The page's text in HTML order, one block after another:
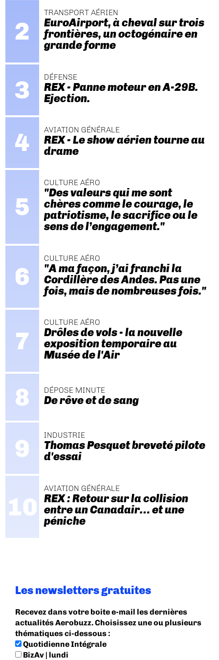
TRANSPORT AÉRIEN
EuroAirport, à cheval sur trois
frontières, un octogénaire en
grande forme
DÉFENSE
REX - Panne moteur en A-29B.
Ejection.
AVIATION GÉNÉRALE
REX - Le show aérien tourne au
drame
CULTURE AÉRO
"Des valeurs qui me sont
chères comme le courage, le
patriotisme, le sacrifice ou le
sens de l’engagement."
CULTURE AÉRO
"A ma façon, j’ai franchi la
Cordillère des Andes. Pas une
fois, mais de nombreuses fois."
CULTURE AÉRO
Drôles de vols - la nouvelle
exposition temporaire au
Musée de l'Air
DÉPOSE MINUTE
De rêve et de sang
INDUSTRIE
Thomas Pesquet breveté pilote
d'essai
AVIATION GÉNÉRALE
REX : Retour sur la collision
entre un Canadair… et une
péniche
Les newsletters gratuites
Recevez dans votre boite e-mail les dernières
actualités Aerobuzz. Choisissez une ou plusieurs
thématiques ci-dessous :
Quotidienne Intégrale
BizAv | lundi